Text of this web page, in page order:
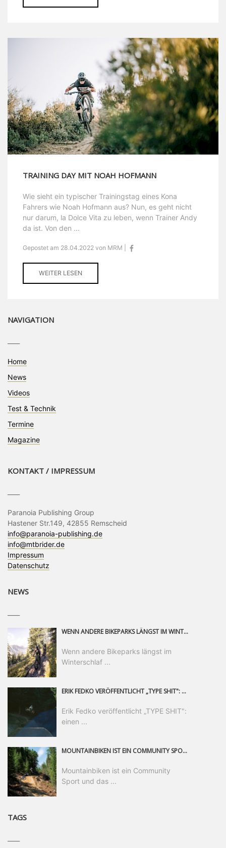
TRAINING DAY MIT NOAH HOFMANN
Wie sieht ein typischer Trainingstag eines Kona
Fahrers wie Noah Hofmann aus? Nun, es geht nicht
nur darum, la Dolce Vita zu leben, wenn Trainer Andy
da ist. Von den ...
Gepostet am 28.04.2022 von MRM |
WEITER LESEN
NAVIGATION
Home
News
Videos
Test & Technik
Termine
Magazine
KONTAKT / IMPRESSUM
Paranoia Publishing Group
Hastener Str.149, 42855 Remscheid
info@paranoia-publishing.de
info@mtbrider.de
Impressum
Datenschutz
NEWS
WENN ANDERE BIKEPARKS LÄNGST IM WINTERSCHLAF SIND, IST MAN IN SAALFELDEN LEOGANG IMMER NOCH AM MOUNTAINBIKEN. IST DER HERBST DIE SCHÖNSTE ZEIT DES JAHRES? AUF DEN TRAILS RUND UM SAALFELDEN LEOGANG UND IM EPIC BIKEPARK LEOGANG IST ER DAS AUF JEDEN FALL – UND DIE GEFÜHLT DIE LÄNGSTE NOCH DAZU. NOCH BIS MINDESTENS 8. NOVEMBER STEHT DAS PINZGAUER MOUNTAINBIKE-PARADIES ALLEN RIDERN OFFEN, DIE EINFACH NICHT GENUG KRIEGEN KÖNNEN. DABEI HÄLT DIE GOLDENE JAHRESZEIT IN SAALFELDEN LEOGANG WEIT MEHR ALS LINES, TRAILS UND HERBSTPANORAMEN BEREIT: MIT DEM BIKE FESTIVAL, VERSCHIEDENEN LADIES SHRED EVENTS UND EINEM DIE GESAMTE SAISON ANDAUERNDEN PHOTO CONTEST ZUM 25-JÄHRIGEN BIKEPARK-JUBILÄUM GIBT ES RUND UM ÖSTERREICHS ÄLTESTEN BIKEPARK EINIGES ZU ERLEBEN.
Wenn andere Bikeparks längst im
Winterschlaf ...
ERIK FEDKO VERÖFFENTLICHT „TYPE SHIT": EINEN 23-MINÜTIGEN MOUNTAINBIKE-FILM, ÜBER DREI JAHRE RUND UM DIE WELT GEDREHT. ZEITGLEICH LAUNCHT ER DIE GLEICHNAMIGE KOLLEKTION SEINER BRAND TYPE. EIN SEGMENT DES FILMS ERSCHEINT SEPARAT AUF RED BULL BIKE.
Erik Fedko veröffentlicht „TYPE SHIT":
einen ...
MOUNTAINBIKEN IST EIN COMMUNITY SPORT UND DAS BEWEIST SICH IN DER BIKE REPUBLIC SÖLDEN GERADE EINDRUCKSVOLL AUF ALLEN LEVELN. FREERIDE PROFI, SHAPERIN UND FRISCH GEWÄHLTE SWATCH NINES MVP VERO SANDLER IST BEGEISTERT VON DER VIELFALT DER BIKE DESTINATION, DER NEUEN JUMPLINE UND PLÄDIERT FÜR MUT BEI (FRAUEN) COMMUNITIES. VERO UND IHR VERLOBTER SAM HODGES VERBRINGEN MEHRERE MONATE IN DER BIKE REPUBLIC UND LASSEN UNS DARAN TEILHABEN. UM COMMUNITY GEHT ES AUCH BEI DER PARTNERSCHAFT ZWISCHEN SÖLDEN UND DEM NEUEN RIDERS PARK DONOVALY IN DER SLOWAKEI: DER DORTIGE TOURISMUSDIREKTOR JIRI PEC IST ÜBERZEUGT: VON MEHR BIKEPARKS PROFITIERT DIE GANZE MTB-SZENE – UND MIT DOMINIK LINSER, GESCHÄFTSFÜHRER DER BRS, HAT ER DAMIT DEN PERFEKTEN PARTNER GEFUNDEN.
Mountainbiken ist ein Community
Sport und das ...
TAGS